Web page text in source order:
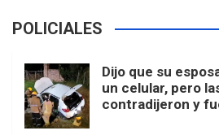
POLICIALES
Dijo que su
un celular, pero
contradijeron y